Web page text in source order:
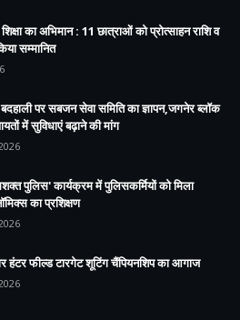
का अभिमान : 11 छात्राओं को प्रोत्साहन राशि व
सम्मानित
पर सबजन सेवा समिति का ज्ञापन,जगनेर ब्लॉक
में सुविधाएं बढ़ाने की मांग
पुलिस' कार्यक्रम में पुलिसकर्मियों को मिला
का प्रशिक्षण
हंटर फील्ड टारगेट शूटिंग चैंपियनशिप का आगाज